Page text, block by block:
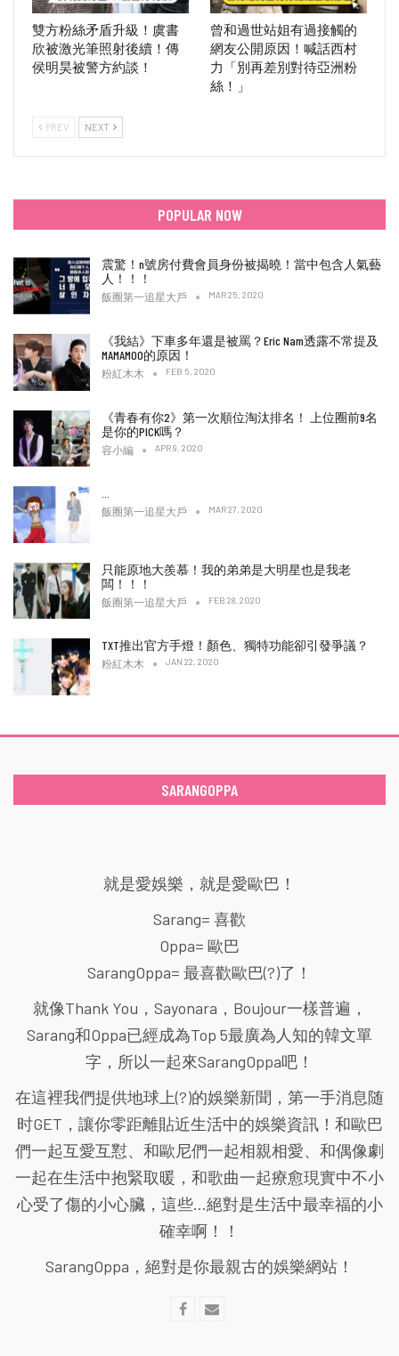
雙方粉絲矛盾升級！虞書
欣被激光筆照射後續！傳
侯明昊被警方約談！
曾和過世站姐有過接觸的
網友公開原因！喊話西村
力「別再差別對待亞洲粉
絲！」
PREV NEXT
POPULAR NOW
震驚！n號房付費會員身份被揭曉！當中包含人氣藝
人！！！
飯圈第一追星大戶 MAR 25, 2020
《我結》下車多年還是被罵？Eric Nam透露不常提及
MAMAMOO的原因！
粉紅木木 FEB 5, 2020
《青春有你2》第一次順位淘汰排名！ 上位圈前9名
是你的PICK嗎？
容小編 APR 9, 2020
飯圈第一追星大戶 MAR 27, 2020
只能原地大羨慕！我的弟弟是大明星也是我老
闆！！！
飯圈第一追星大戶 FEB 28, 2020
TXT推出官方手燈！顏色、獨特功能卻引發爭議？
粉紅木木 JAN 22, 2020
SARANGOPPA
就是愛娛樂，就是愛歐巴！
Sarang= 喜歡
Oppa= 歐巴
SarangOppa= 最喜歡歐巴(?)了！
就像Thank You，Sayonara，Boujour一樣普遍，
Sarang和Oppa已經成為Top 5最廣為人知的韓文單
字，所以一起來SarangOppa吧！
在這裡我們提供地球上(?)的娛樂新聞，第一手消息随
时GET，讓你零距離貼近生活中的娛樂資訊！和歐巴
們一起互愛互懟、和歐尼們一起相親相愛、和偶像劇
一起在生活中抱緊取暖，和歌曲一起療愈現實中不小
心受了傷的小心臟，這些...絕對是生活中最幸福的小
確幸啊！！
SarangOppa，絕對是你最親古的娛樂網站！